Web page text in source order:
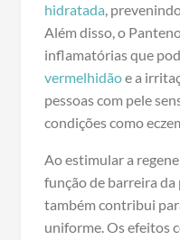
hidratada,
Além disso, o
inflamatórias que
vermelhidãoe a
pessoas com pele
condições como
Ao estimular a
função de barreira
também contribui
uniforme. Os efeitos